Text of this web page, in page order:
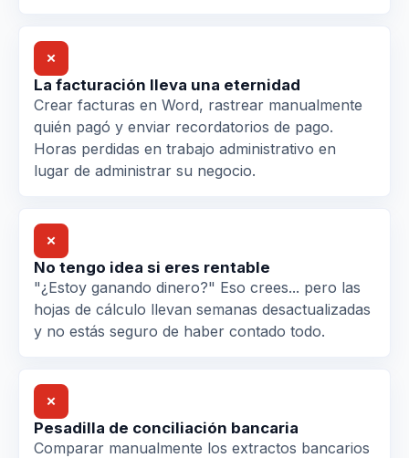
✗
La facturación lleva una eternidad
Crear facturas en Word, rastrear manualmente
quién pagó y enviar recordatorios de pago.
Horas perdidas en trabajo administrativo en
lugar de administrar su negocio.
✗
No tengo idea si eres rentable
"¿Estoy ganando dinero?" Eso crees... pero las
hojas de cálculo llevan semanas desactualizadas
y no estás seguro de haber contado todo.
✗
Pesadilla de conciliación bancaria
Comparar manualmente los extractos bancarios